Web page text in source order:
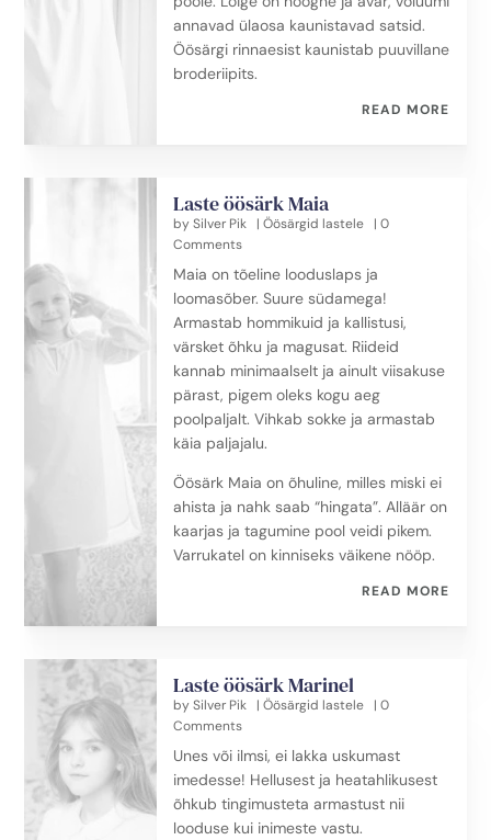
annavad ülaosa kaunistavad satsid.
Öösärgi rinnaesist kaunistab puuvillane
broderiipits.
READ MORE
Laste öösärk Maia
bySilver Pik |Öösärgid lastele
| 0
Comments
Maia on tõeline looduslaps ja
loomasõber. Suure südamega!
Armastab hommikuid ja kallistusi,
värsket õhku ja magusat. Riideid
kannab minimaalselt ja ainult viisakuse
pärast, pigem oleks kogu aeg
poolpaljalt. Vihkab sokke ja armastab
käia paljajalu.
Öösärk Maia on õhuline, milles miski ei
ahista ja nahk saab “hingata”. Alläär on
kaarjas ja tagumine pool veidi pikem.
Varrukatel on kinniseks väikene nööp.
READ MORE
Laste öösärk Marinel
bySilver Pik |Öösärgid lastele
| 0
Comments
Unes või ilmsi, ei lakka uskumast
imedesse! Hellusest ja heatahlikusest
õhkub tingimusteta armastust nii
looduse kui inimeste vastu.